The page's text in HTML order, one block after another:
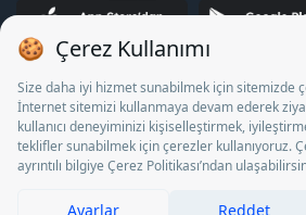
STJ İnsan Kaynakları Bilişim ve
Bürosu Olarak 13/05/2025 - 12/05/
faaliyette bulunmak üzere, Türkiye
18/04/2025 tarih ve 18095710 sayılı
belge ile faaliyet göstermektedir.